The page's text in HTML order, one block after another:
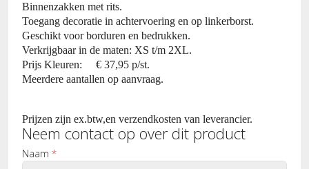
Binnenzakken met rits.
Toegang decoratie in achtervoering en op linkerborst.
Geschikt voor borduren en bedrukken.
Verkrijgbaar in de maten: XS t/m 2XL.
Prijs Kleuren: € 37,95 p/st.
Meerdere aantallen op aanvraag.
Prijzen zijn ex.btw,en verzendkosten van leverancier.
Neem contact op over dit product
Naam *